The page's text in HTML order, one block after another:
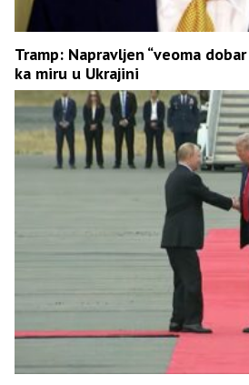
Tramp: Napravljen “veoma
ka miru u Ukrajini